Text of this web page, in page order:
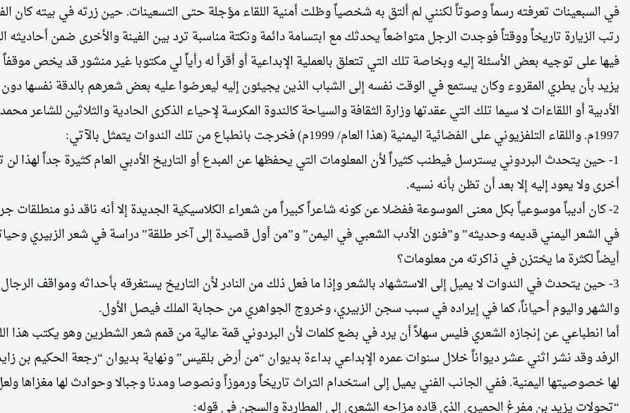
في السبعينات تعرفته رسماً وصوتاً لكنني لم ألتق به شخصياً وظلت أمنية اللقاء مؤجلة حتى التسعينات. حين زرته في بيته كان
رتب الزيارة تاريخاً ووقتاً فوجدت الرجل متواضعاً يحدثك مع ابتسامة دائمة ونكتة مناسبة ترد بين الفينة والأخرى ضمن
فيها على توجيه بعض الأسئلة إليه وبخاصة تلك التي تتعلق بالعملية الإبداعية أو أقرأ له رأياً لي مكتوبا غير منشور قد يخص
يزيد بأن يطري المقروء وكان يستمع في الوقت نفسه إلى الشباب الذين يجيئون إليه ليعرضوا عليه بعض شعرهم بالدقة نفسها
1997م. واللقاء التلفزيوني على الفضائية اليمنية (هذا العام/ 1999م) فخرجت بانطباع من تلك الندوات يتمثل بالآتي:
1- حين يتحدث البردوني يسترسل فيطنب كثيراً لأن المعلومات التي يحفظها عن المبدع أو التاريخ الأدبي العام كثيرة جداً
أخرى ولا يعود إليه إلا بعد أن تظن بأنه نسيه.
2- كان أديباً موسوعياً بكل معنى الموسوعة ففضلا عن كونه شاعراً كبيراً من شعراء الكلاسيكية الجديدة إلا أنه ناقد ذو
في الشعر اليمني قديمه وحديثه” و”فنون الأدب الشعبي في اليمن” و”من أول قصيدة إلى آخر طلقة” دراسة في شعر الزبيري
أيضاً لكثرة ما يختزن في ذاكرته من معلومات؟
3- حين يتحدث في الندوات لا يميل إلى الاستشهاد بالشعر وإذا ما فعل ذلك من النادر لأن التاريخ يستغرقه بأحداثه ومواقف
والشهر واليوم أحياناً، كما في إيراده في سبب سجن الزبيري، وخروج الجواهري من حجابة الملك فيصل الأول.
أما انطباعي عن إنجازه الشعري فليس سهلاً أن يرد في بضع كلمات لأن البردوني قمة عالية من قمم شعر الشطرين وهو يكتب هذا
الرفد وقد نشر اثني عشر ديواناً خلال سنوات عمره الإبداعي بداءة بديوان “من أرض بلقيس” ونهاية بديوان “رجعة الحكيم
لها خصوصيتها اليمنية. ففي الجانب الفني يميل إلى استخدام التراث تاريخاً ورموزاً ونصوصا ومدنا وجبالا وحوادث لها مغزاها
“تحولات يزيد بن مفرغ الحميري الذي قاده مزاحه الشعري إلى المطاردة والسجن في قوله: